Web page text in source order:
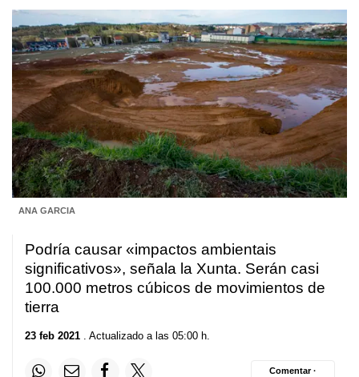
ANA GARCIA
Podría causar «impactos ambientais
significativos», señala la Xunta. Serán casi
100.000 metros cúbicos de movimientos de
tierra
23 feb 2021 . Actualizado a las 05:00 h.
Comentar ·